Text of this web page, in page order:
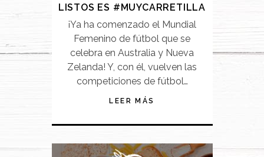
LISTOS ES #MUYCARRETILLA
¡Ya ha comenzado el Mundial
Femenino de fútbol que se
celebra en Australia y Nueva
Zelanda! Y, con él, vuelven las
competiciones de fútbol…
LEER MÁS